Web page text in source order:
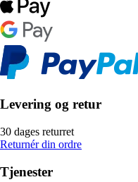
Levering og retur
30 dages returret
Returnér din ordre
Tjenester